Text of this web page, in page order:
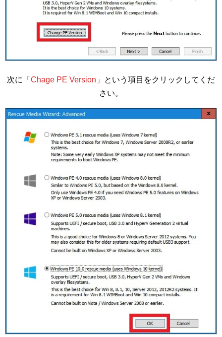
次に 「Chage PE Version」
という項目をクリックしてくだ
さい。